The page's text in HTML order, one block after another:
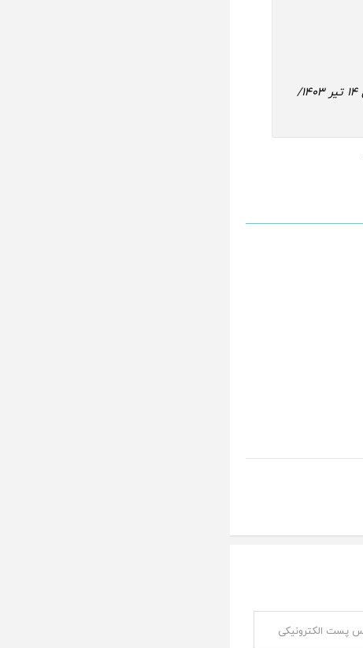
پخش آنلاین تنیس ویمبلدون 14 تیر 1403/ تماشای آنلاین تنیس ویمبلدون 14 تیر 1403/